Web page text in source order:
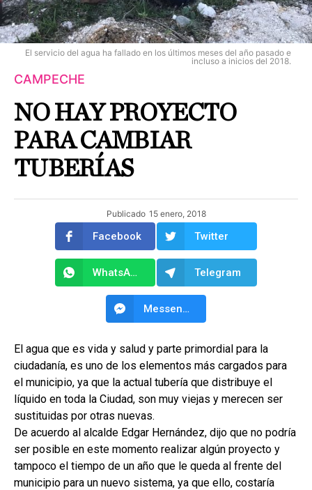
El servicio del agua ha fallado en los últimos meses del año pasado e
incluso a inicios del 2018.
CAMPECHE
NO HAY PROYECTO
PARA CAMBIAR
TUBERÍAS
Publicado 15 enero, 2018
Facebook Twitter
WhatsApp Telegram
Messenger
El agua que es vida y salud y parte primordial para la
ciudadanía, es uno de los elementos más cargados para
el municipio, ya que la actual tubería que distribuye el
líquido en toda la Ciudad, son muy viejas y merecen ser
sustituidas por otras nuevas.
De acuerdo al alcalde Edgar Hernández, dijo que no podría
ser posible en este momento realizar algún proyecto y
tampoco el tiempo de un año que le queda al frente del
municipio para un nuevo sistema, ya que ello, costaría